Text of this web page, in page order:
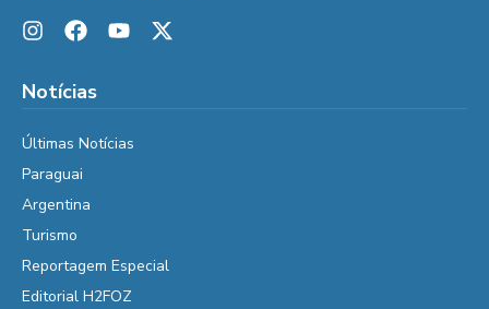
Notícias
Últimas Notícias
Paraguai
Argentina
Turismo
Reportagem Especial
Editorial H2FOZ